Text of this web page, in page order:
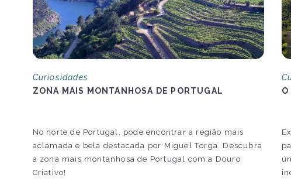
Curiosidades
ZONA MAIS MONTANHOSA DE PORTUGAL
No norte de Portugal, pode encontrar a região mais
aclamada e bela destacada por Miguel Torga. Descubra
a zona mais montanhosa de Portugal com a Douro
Criativo!
O